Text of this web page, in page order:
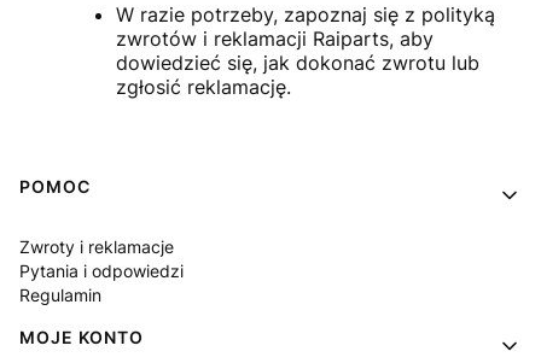
W razie potrzeby, zapoznaj się z polityką
zwrotów i reklamacji Raiparts, aby
dowiedzieć się, jak dokonać zwrotu lub
zgłosić reklamację.
Linki w stopce
POMOC
Zwroty i reklamacje
Pytania i odpowiedzi
Regulamin
MOJE KONTO